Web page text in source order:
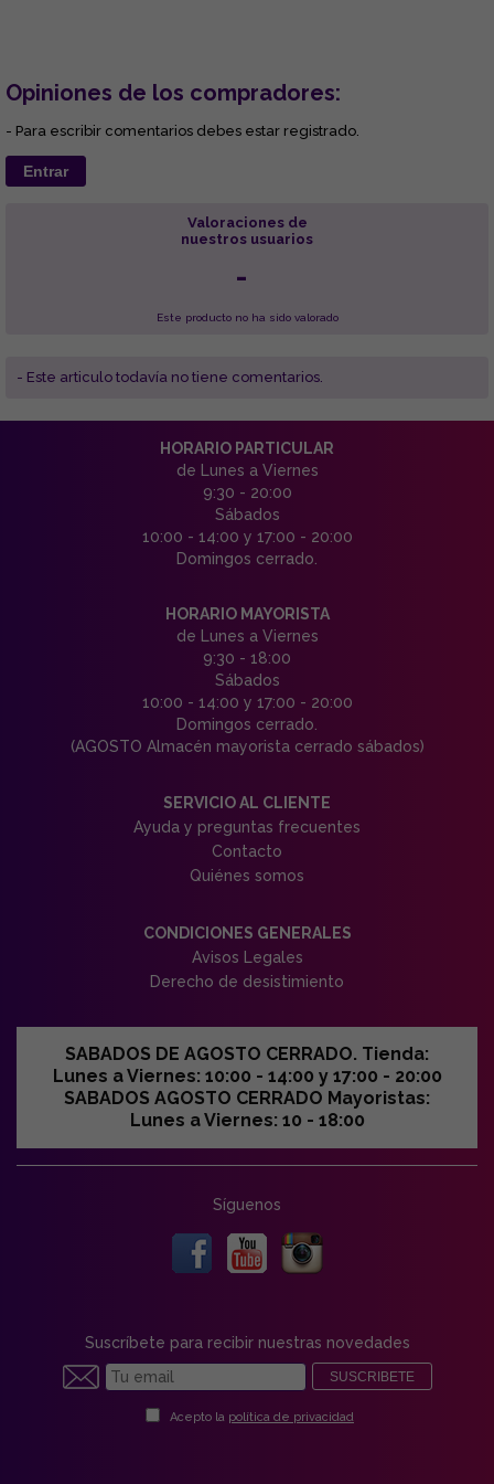
Opiniones de los compradores:
- Para escribir comentarios debes estar registrado.
Entrar
Valoraciones de
nuestros usuarios
-
Este producto no ha sido valorado
- Este articulo todavía no tiene comentarios.
HORARIO PARTICULAR
de Lunes a Viernes
9:30 - 20:00
Sábados
10:00 - 14:00 y 17:00 - 20:00
Domingos cerrado.
HORARIO MAYORISTA
de Lunes a Viernes
9:30 - 18:00
Sábados
10:00 - 14:00 y 17:00 - 20:00
Domingos cerrado.
(AGOSTO Almacén mayorista cerrado sábados)
SERVICIO AL CLIENTE
Ayuda y preguntas frecuentes
Contacto
Quiénes somos
CONDICIONES GENERALES
Avisos Legales
Derecho de desistimiento
SABADOS DE AGOSTO CERRADO. Tienda:
Lunes a Viernes: 10:00 - 14:00 y 17:00 - 20:00
SABADOS AGOSTO CERRADO Mayoristas:
Lunes a Viernes: 10 - 18:00
Síguenos
Suscríbete para recibir nuestras novedades
SUSCRIBETE
Acepto la política de privacidad